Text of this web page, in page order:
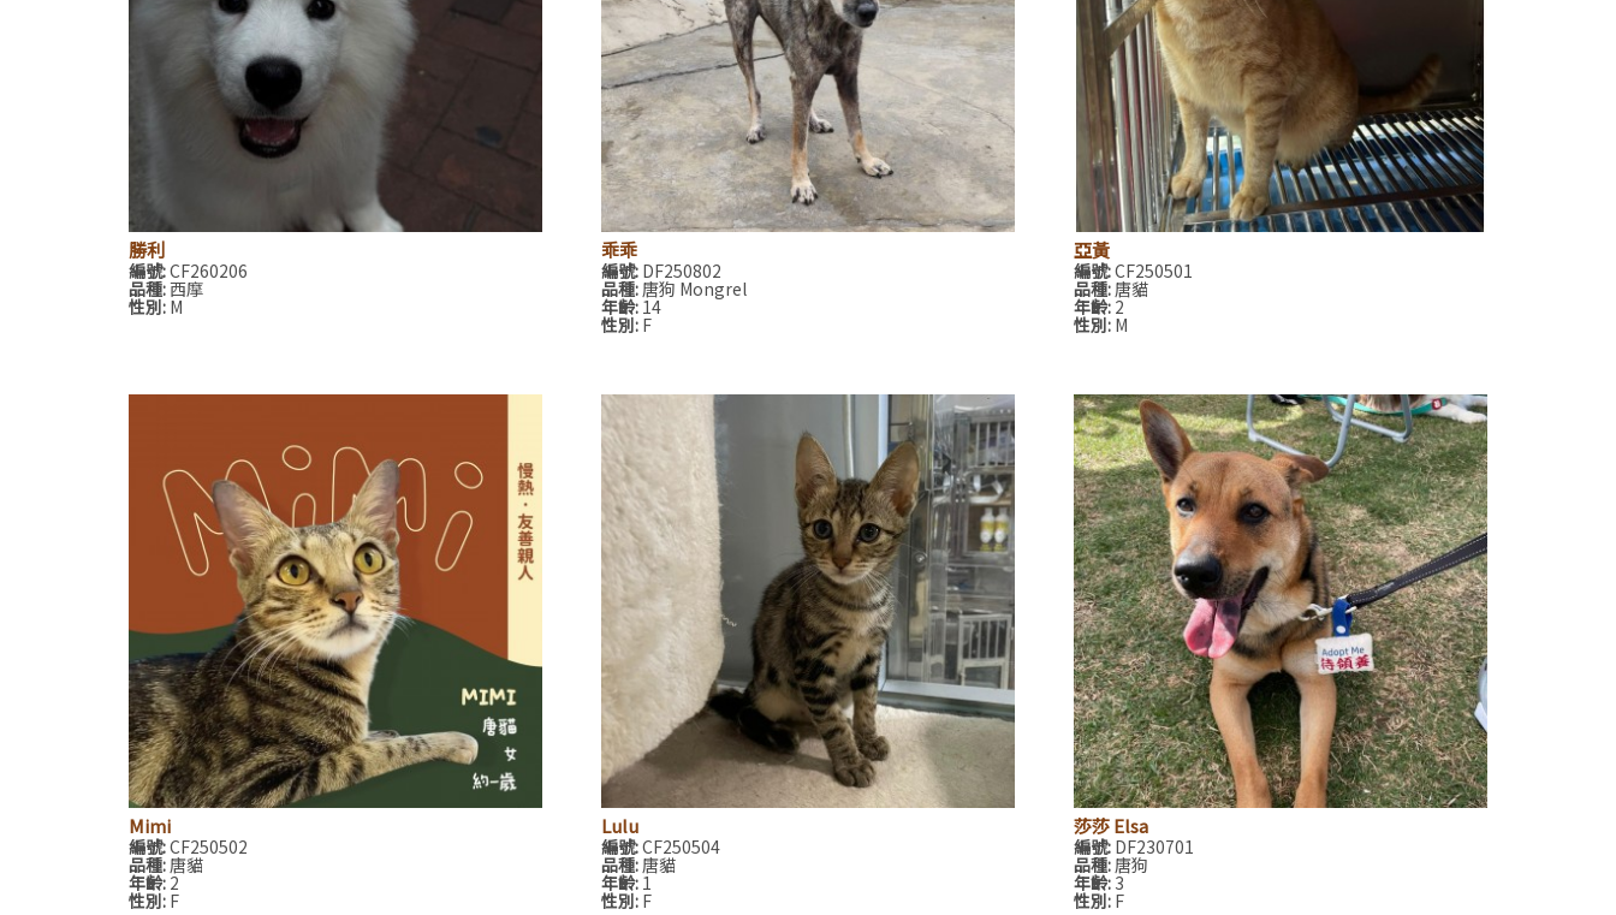
勝利
編號:CF260206
品種:西摩
性別: M
乖乖
編號: DF250802
品種: 唐狗 Mongrel
年齡: 14
性別: F
亞黃
編號:CF250501
品種: 唐貓
年齡: 2
性別: M
Mimi
編號:CF250502
品種: 唐貓
年齡: 2
性別: F
Lulu
編號:CF250504
品種: 唐貓
年齡: 1
性別: F
莎莎 Elsa
編號: DF230701
品種: 唐狗
年齡: 3
性別: F